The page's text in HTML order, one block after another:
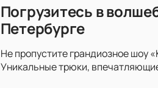
Погрузитесь в
Петербурге
Не пропустите грандиозное шоу
Уникальные трюки,